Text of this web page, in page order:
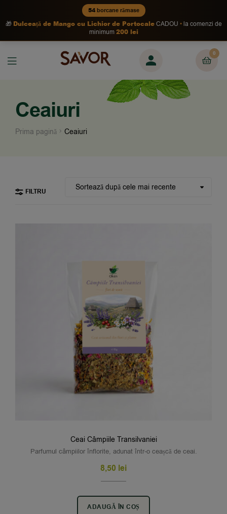
54borcane rămase
🎁 Dulceață de Mango cu Lichior de PortocaleCADOU
la comenzi de
minimum200 lei
0
Ceaiuri
Prima pagină Ceaiuri
FILTRU
Ceai Câmpiile Transilvaniei
Parfumul câmpiilor înflorite, adunat într-o ceașcă de ceai.
8,50 lei
ADAUGĂ ÎN COȘ